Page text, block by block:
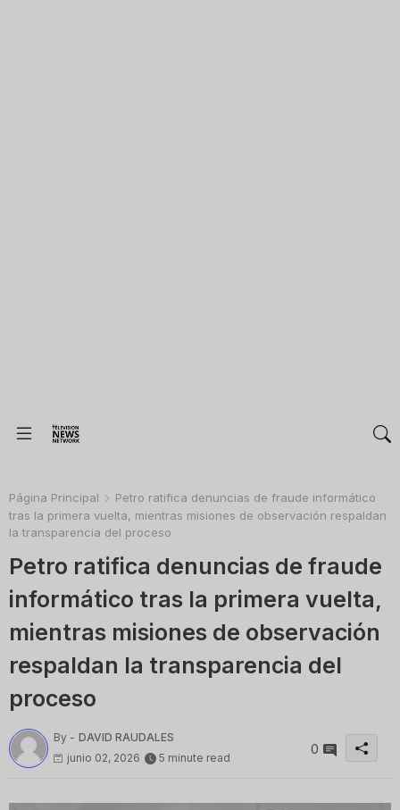
Página Principal
Petro ratifica denuncias de fraude informático
tras la primera vuelta, mientras misiones de observación respaldan
la transparencia del proceso
Petro ratifica denuncias de fraude
informático tras la primera vuelta,
mientras misiones de observación
respaldan la transparencia del
proceso
By - DAVID RAUDALES
junio 02, 2026
5 minute read
0